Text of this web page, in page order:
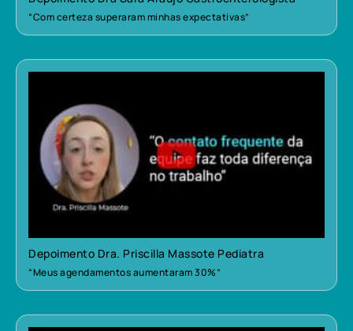
“Com certeza superaram minhas expectativas”
Depoimento Dra. Priscilla Massote Pediatra
“Meus agendamentos aumentaram 30%”